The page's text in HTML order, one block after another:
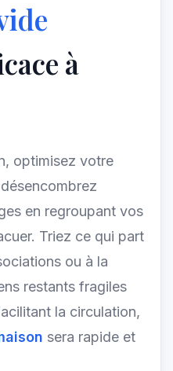
à
optimisez votre
en regroupant vos
Triez ce qui part
ou à la
restants fragiles
la circulation,
sera rapide et